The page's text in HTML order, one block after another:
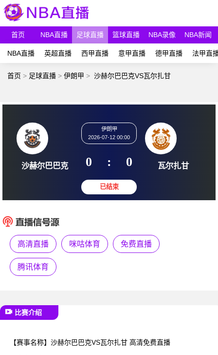
首页 NBA直播 足球直播 篮球直播 NBA录像 NBA新闻
NBA直播 英超直播 西甲直播 意甲直播 德甲直播 法甲直
首页 > 足球直播 > 伊朗甲 > 沙赫尔巴巴克VS瓦尔扎甘
沙赫尔巴巴克
伊朗甲
2026-07-12 00:00
0 : 0 瓦尔
高清直播 咪咕体育 免费直播
腾讯体育
比赛介绍
【赛事名称】 沙赫尔巴巴克VS瓦尔扎甘 高清免费直播